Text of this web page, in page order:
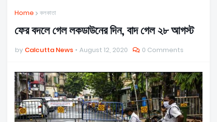
Home কলকাতা
ফের বদলে গেল লকডাউনের দিন, বাদ গেল ২৮ আগস্ট
by Calcutta News August 12, 2020 0 Comments